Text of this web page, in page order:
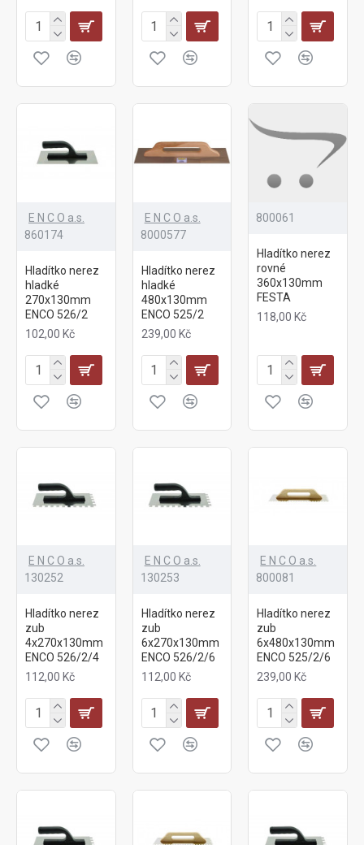
E N C O a.s.
860174
Hladítko nerez
hladké
270x130mm
ENCO 526/2
102,00 Kč
E N C O a.s.
8000577
Hladítko nerez
hladké
480x130mm
ENCO 525/2
239,00 Kč
800061
Hladítko nerez
rovné
360x130mm
FESTA
118,00 Kč
E N C O a.s.
130252
Hladítko nerez
zub
4x270x130mm
ENCO 526/2/4
112,00 Kč
E N C O a.s.
130253
Hladítko nerez
zub
6x270x130mm
ENCO 526/2/6
112,00 Kč
E N C O a.s.
800081
Hladítko nerez
zub
6x480x130mm
ENCO 525/2/6
239,00 Kč